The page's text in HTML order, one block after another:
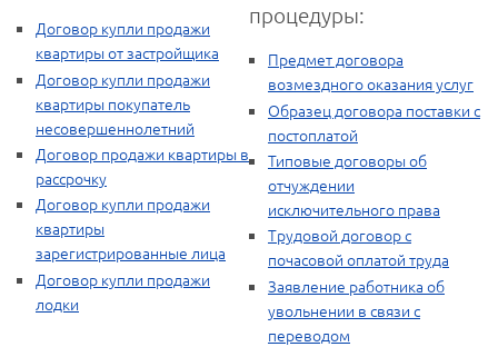
Договор купли продажи
квартиры от застройщика
Договор купли продажи
квартиры покупатель
несовершеннолетний
Договор продажи квартиры в
рассрочку
Договор купли продажи
квартиры
зарегистрированные лица
Договор купли продажи
лодки
процедуры:
Предмет договора
возмездного оказания услуг
Образец договора поставки с
постоплатой
Типовые договоры об
отчуждении
исключительного права
Трудовой договор с
почасовой оплатой труда
Заявление работника об
увольнении в связи с
переводом